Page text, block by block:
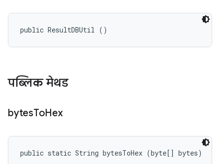
public ResultDBUtil ()
पब्लिक मेथड
bytesToHex
public static String bytesToHex (byte[] bytes)